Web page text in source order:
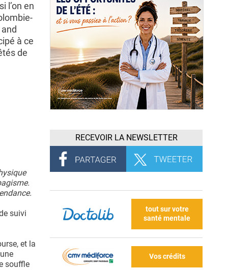
l’on en
à ce
de
suivi
et la
souffle
RECEVOIR LA NEWSLETTER
tout sur votre
santé mentale
Vos crédits